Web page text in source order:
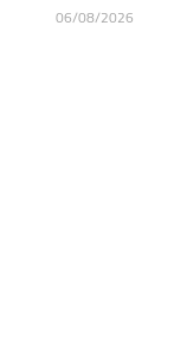
06/08/2026